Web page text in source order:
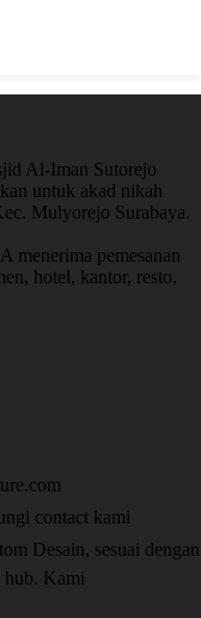
Al-Iman Sutorejo
untuk akad nikah
Mulyorejo Surabaya.
pemesanan
hotel, kantor, resto,
contact kami
Desain, sesuai dengan
hub. Kami